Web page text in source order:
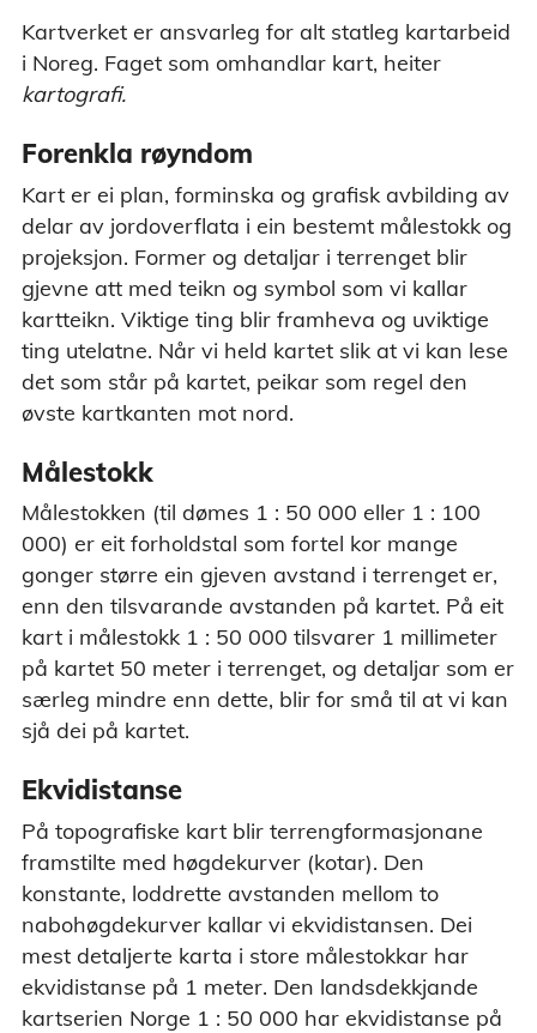
Kartverket er ansvarleg for alt statleg kartarbeid
i Noreg. Faget som omhandlar kart, heiter
kartografi.
Forenkla røyndom
Kart er ei plan, forminska og grafisk avbilding av
delar av jordoverflata i ein bestemt målestokk og
projeksjon. Former og detaljar i terrenget blir
gjevne att med teikn og symbol som vi kallar
kartteikn. Viktige ting blir framheva og uviktige
ting utelatne. Når vi held kartet slik at vi kan lese
det som står på kartet, peikar som regel den
øvste kartkanten mot nord.
Målestokk
Målestokken (til dømes 1 : 50 000 eller 1 : 100
000) er eit forholdstal som fortel kor mange
gonger større ein gjeven avstand i terrenget er,
enn den tilsvarande avstanden på kartet. På eit
kart i målestokk 1 : 50 000 tilsvarer 1 millimeter
på kartet 50 meter i terrenget, og detaljar som er
særleg mindre enn dette, blir for små til at vi kan
sjå dei på kartet.
Ekvidistanse
På topografiske kart blir terrengformasjonane
framstilte med høgdekurver (kotar). Den
konstante, loddrette avstanden mellom to
nabohøgdekurver kallar vi ekvidistansen. Dei
mest detaljerte karta i store målestokkar har
ekvidistanse på 1 meter. Den landsdekkjande
kartserien Norge 1 : 50 000 har ekvidistanse på